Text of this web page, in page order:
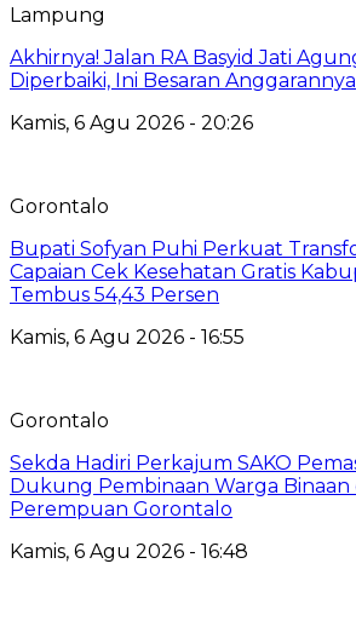
Lampung
Akhirnya! Jalan RA Basyid Jati
Diperbaiki, Ini Besaran Anggarannya
Kamis, 6 Agu 2026 - 20:26
Gorontalo
Bupati Sofyan Puhi Perkuat
Capaian Cek Kesehatan Gratis
Tembus 54,43 Persen
Kamis, 6 Agu 2026 - 16:55
Gorontalo
Sekda Hadiri Perkajum SAKO
Dukung Pembinaan Warga Binaan
Perempuan Gorontalo
Kamis, 6 Agu 2026 - 16:48